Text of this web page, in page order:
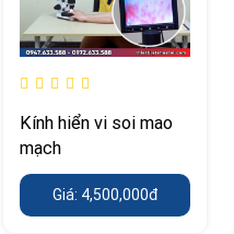
Kính hiển vi soi mao
mạch
Giá: 4,500,000đ